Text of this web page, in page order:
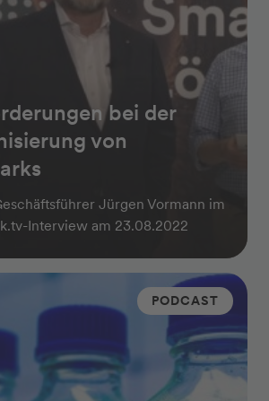
bei der
von
Jürgen Vormann im
Interview am 23.08.2022
PODCAST